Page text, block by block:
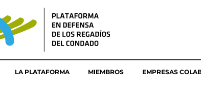
LA PLATAFORMA MIEMBROS EMPRESAS